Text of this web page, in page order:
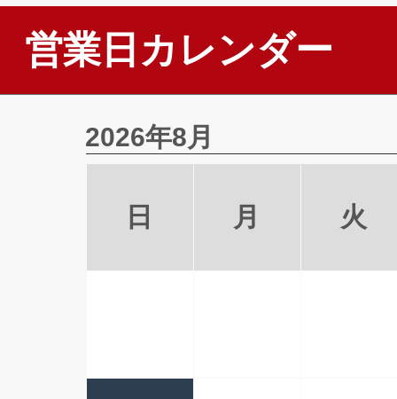
営業日カレンダー
2026年8月
日 月 火